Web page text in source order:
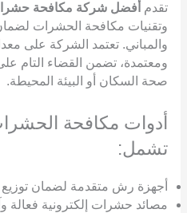
تقدم أفضل شركة مكافحة
وتقنيات مكافحة الحشرات
والمباني. تعتمد الشركة على
ومعتمدة، تضمن القضاء التام
صحة السكان أو البيئة المحيطة.
أدوات مكافحة
تشمل:
أجهزة رش متقدمة لضمان توزيع
مصائد حشرات إلكترونية فعالة